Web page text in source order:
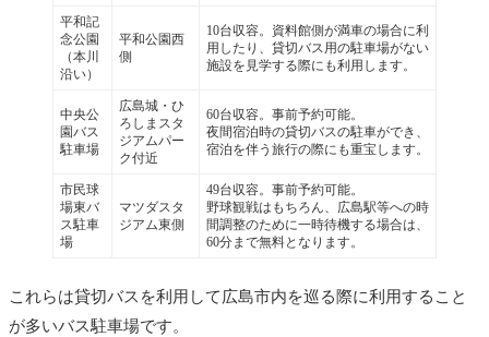
平和記
念公園
（本川
沿い）
平和公園西
側
10台収容。資料館側が満車の場合に利
用したり、貸切バス用の駐車場がない
施設を見学する際にも利用します。
中央公
園バス
駐車場
広島城・ひ
ろしまスタ
ジアムパー
ク付近
60台収容。事前予約可能。
夜間宿泊時の貸切バスの駐車ができ、
宿泊を伴う旅行の際にも重宝します。
市民球
場東バ
ス駐車
場
マツダスタ
ジアム東側
49台収容。事前予約可能。
野球観戦はもちろん、広島駅等への時
間調整のために一時待機する場合は、
60分まで無料となります。
これらは貸切バスを利用して広島市内を巡る際に利用すること
が多いバス駐車場です。